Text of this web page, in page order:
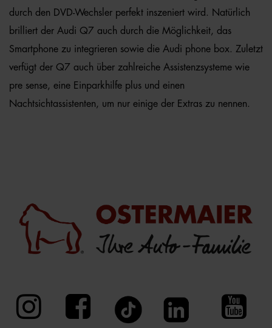
durch den DVD-Wechsler perfekt inszeniert wird. Natürlich
brilliert der Audi Q7 auch durch die Möglichkeit, das
Smartphone zu integrieren sowie die Audi phone box. Zuletzt
verfügt der Q7 auch über zahlreiche Assistenzsysteme wie
pre sense, eine Einparkhilfe plus und einen
Nachtsichtassistenten, um nur einige der Extras zu nennen.